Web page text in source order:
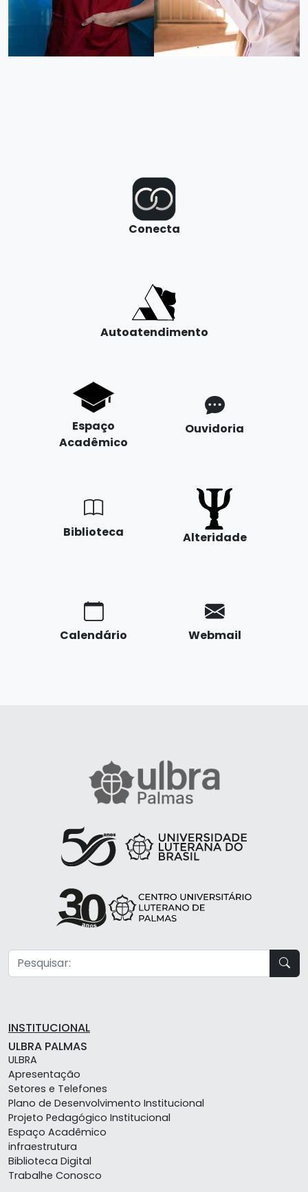
Conecta
Autoatendimento
Espaço
Acadêmico
Ouvidoria
Biblioteca Alteridade
Calendário Webmail
INSTITUCIONAL
ULBRA PALMAS
ULBRA
Apresentação
Setores e Telefones
Plano de Desenvolvimento Institucional
Projeto Pedagógico Institucional
Espaço Acadêmico
infraestrutura
Biblioteca Digital
Trabalhe Conosco